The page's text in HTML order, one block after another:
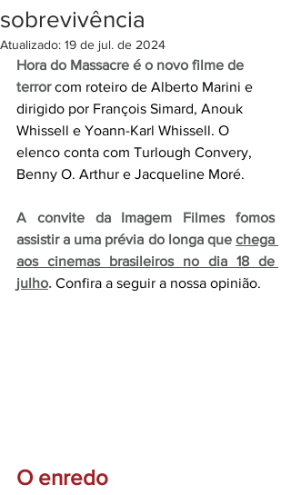
sobrevivência
Atualizado: 19 de jul. de 2024
Hora do Massacre é o novo filme de
terror com roteiro de Alberto Marini e
dirigido por François Simard, Anouk
Whissell e Yoann-Karl Whissell. O
elenco conta com Turlough Convery,
Benny O. Arthur e Jacqueline Moré.
A convite da Imagem Filmes fomos
assistir a uma prévia do longa que chega
aos cinemas brasileiros no dia 18 de
julho. Confira a seguir a nossa opinião.
O enredo